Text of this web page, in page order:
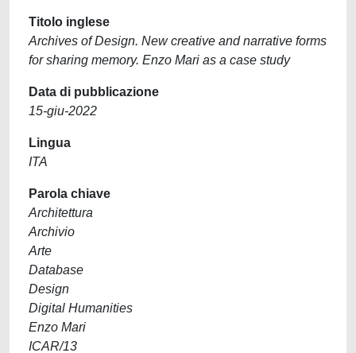
Titolo inglese
Archives of Design. New creative and narrative forms
for sharing memory. Enzo Mari as a case study
Data di pubblicazione
15-giu-2022
Lingua
ITA
Parola chiave
Architettura
Archivio
Arte
Database
Design
Digital Humanities
Enzo Mari
ICAR/13